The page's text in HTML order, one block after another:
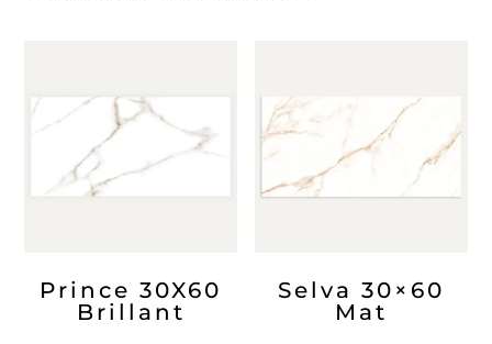
Prince 30X60
Brillant
Selva 30×60
Mat